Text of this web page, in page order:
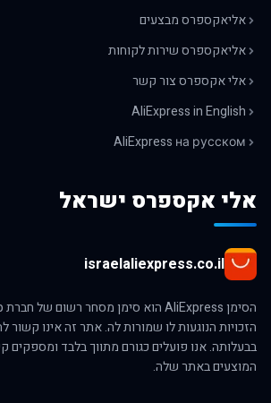
אליאקספרס מבצעים
אליאקספרס שירות לקוחות
אלי אקספרס צור קשר
AliExpress in English
AliExpress на русском
אלי אקספרס ישראל
israelaliexpress.co.il
בבעלותה. אנו פועלים כגורם מתווך בלבד ומספקים
המוצעים באתר שלה.